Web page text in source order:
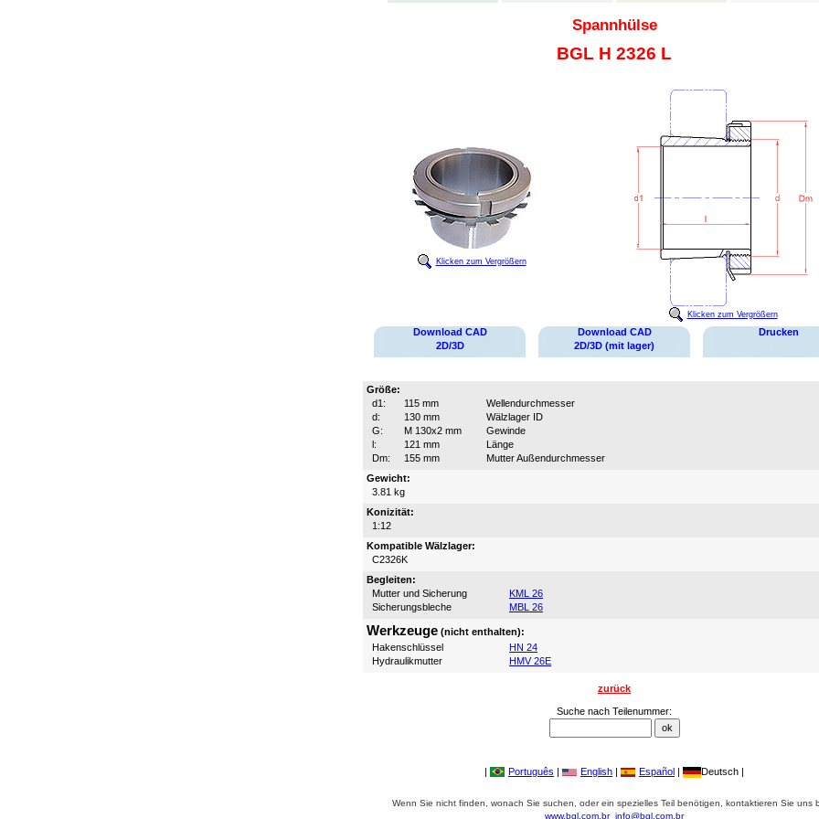
Spannhülse
BGL H 2326 L
Klicken zum Vergrößern
Klicken zum Vergrößern
Download CAD
2D/3D
Download CAD
2D/3D (mit lager)
Drucken
Größe:
d1:
115 mm
Wellendurchmesser
d:
130 mm
Wälzlager ID
G:
M 130x2 mm
Gewinde
l:
121 mm
Länge
Dm:
155 mm
Mutter Außendurchmesser
Gewicht:
3.81 kg
Konizität:
1:12
Kompatible Wälzlager:
C2326K
Begleiten:
Mutter und Sicherung
KML 26
Sicherungsbleche
MBL 26
Werkzeuge (nicht enthalten):
Hakenschlüssel
HN 24
Hydraulikmutter
HMV 26E
zurück
Suche nach Teilenummer:
| Português | English | Español | Deutsch |
Wenn Sie nicht finden, wonach Sie suchen, oder ein spezielles Teil benötigen, kontaktieren Sie uns
www.bgl.com.br info@bgl.com.br